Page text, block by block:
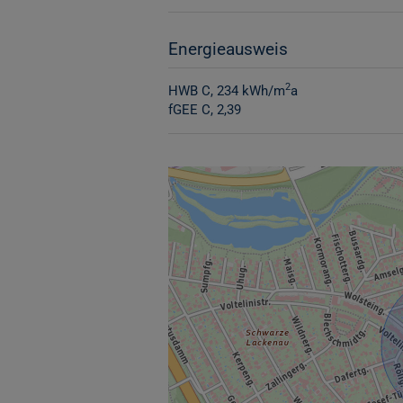
Energieausweis
HWB C, 234 kWh/m2a
fGEE C, 2,39